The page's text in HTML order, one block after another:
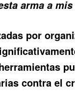
arma a
por
contra el